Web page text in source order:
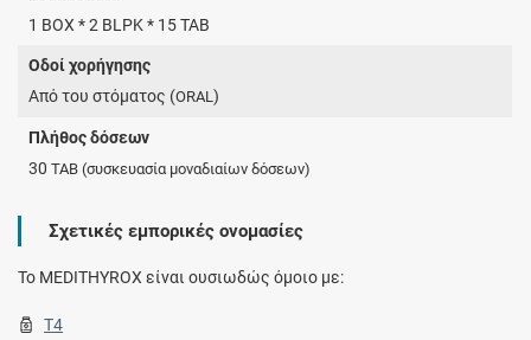
1 BOX * 2 BLPK * 15 TAB
Οδοί χορήγησης
Από του στόματος (ORAL)
Πλήθος δόσεων
30TAB (συσκευασία μοναδιαίων δόσεων)
Σχετικές εμπορικές ονομασίες
To MEDITHYROX είναι ουσιωδώς όμοιο με:
T4